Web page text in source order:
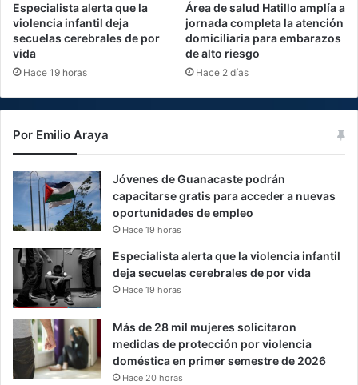
Especialista alerta que la
violencia infantil deja
secuelas cerebrales de por
vida
Hace 19 horas
Área de salud Hatillo amplía a
jornada completa la atención
domiciliaria para embarazos
de alto riesgo
Hace 2 días
Por Emilio Araya
Jóvenes de Guanacaste podrán
capacitarse gratis para acceder a nuevas
oportunidades de empleo
Hace 19 horas
Especialista alerta que la violencia infantil
deja secuelas cerebrales de por vida
Hace 19 horas
Más de 28 mil mujeres solicitaron
medidas de protección por violencia
doméstica en primer semestre de 2026
Hace 20 horas